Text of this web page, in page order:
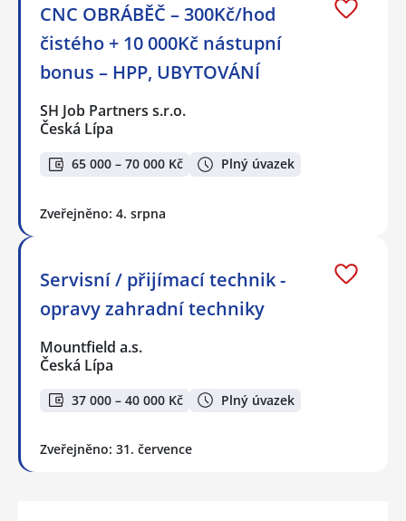
CNC OBRÁBĚČ – 300Kč/hod
čistého + 10 000Kč nástupní
bonus – HPP, UBYTOVÁNÍ
SH Job Partners s.r.o.
Česká Lípa
65 000 – 70 000 Kč Plný úvazek
Zveřejněno: 4. srpna
Servisní / přijímací technik -
opravy zahradní techniky
Mountfield a.s.
Česká Lípa
37 000 – 40 000 Kč Plný úvazek
Zveřejněno: 31. července